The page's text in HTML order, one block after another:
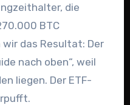
die
BTC
das Resultat: Der
nach oben“, weil
liegen. Der ETF-